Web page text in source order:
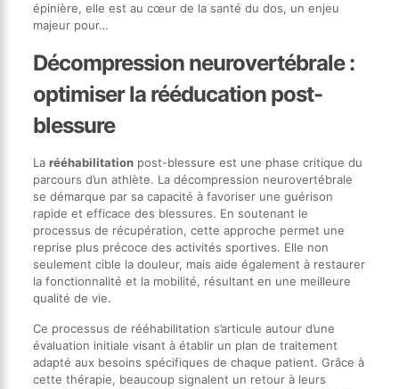
épinière, elle est au cœur de la santé du dos, un enjeu
majeur pour…
Décompression neurovertébrale :
optimiser la rééducation post-
blessure
La rééhabilitationpost-blessure est une phase critique du
parcours d’un athlète. La décompression neurovertébrale
se démarque par sa capacité à favoriser une guérison
rapide et efficace des blessures. En soutenant le
processus de récupération, cette approche permet une
reprise plus précoce des activités sportives. Elle non
seulement cible la douleur, mais aide également à restaurer
la fonctionnalité et la mobilité, résultant en une meilleure
qualité de vie.
Ce processus de rééhabilitation s’articule autour d’une
évaluation initiale visant à établir un plan de traitement
adapté aux besoins spécifiques de chaque patient. Grâce à
cette thérapie, beaucoup signalent un retour à leurs